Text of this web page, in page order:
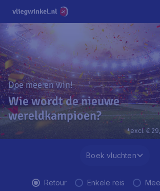
Doe mee en win!
Wie wordt de nieuwe
wereldkampioen?
*excl. €
Boek vluchten
Retour Enkele reis